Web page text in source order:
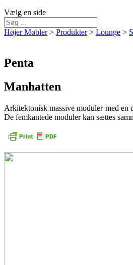
Vælg en side
Højer Møbler> Produkter> Lounge >
Penta
Manhatten
Arkitektonisk massive moduler med en
De femkantede moduler kan sættes